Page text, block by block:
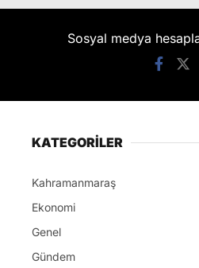
Sosyal medya
KATEGORİLER
Kahramanmaraş
Ekonomi
Genel
Gündem